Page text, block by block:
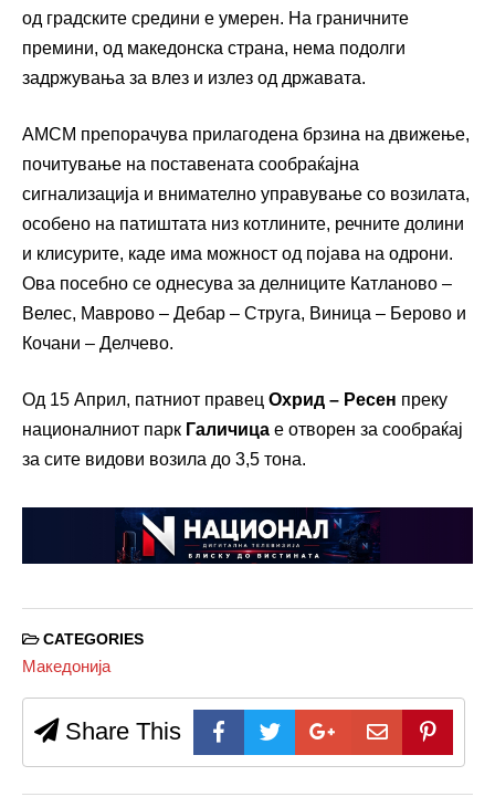
од градските средини е умерен. На граничните
премини, од македонска страна, нема подолги
задржувања за влез и излез од државата.
АМСМ препорачува прилагодена брзина на движење,
почитување на поставената сообраќајна
сигнализација и внимателно управување со возилата,
особено на патиштата низ котлините, речните долини
и клисурите, каде има можност од појава на одрони.
Ова посебно се однесува за делниците Катланово –
Велес, Маврово – Дебар – Струга, Виница – Берово и
Кочани – Делчево.
Од 15 Април, патниот правец Охрид – Ресен преку
националниот парк Галичица е отворен за сообраќај
за сите видови возила до 3,5 тона.
CATEGORIES
Македонија
Share This